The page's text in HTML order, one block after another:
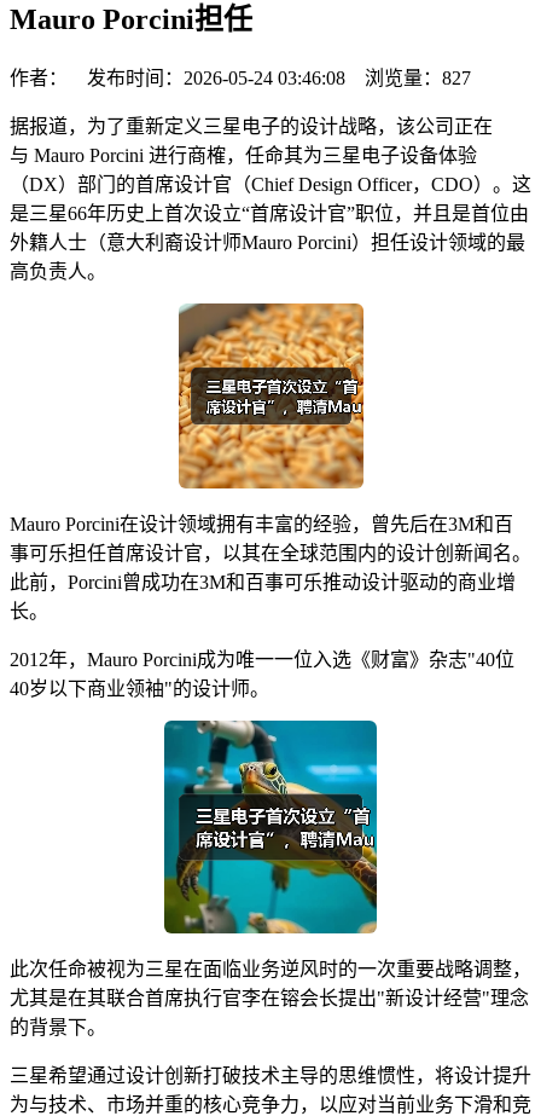
Mauro Porcini担任
作者： 发布时间：2026-05-24 03:46:08 浏览量： 827
据报道，为了重新定义三星电子的设计战略，该公司正在
与 Mauro Porcini 进行商榷，任命其为三星电子设备体验
（DX）部门的首席设计官（Chief Design Officer，CDO）。这
是三星66年历史上首次设立“首席设计官”职位，并且是首位由
外籍人士（意大利裔设计师Mauro Porcini）担任设计领域的最
高负责人。
Mauro Porcini在设计领域拥有丰富的经验，曾先后在3M和百
事可乐担任首席设计官，以其在全球范围内的设计创新闻名。
此前，Porcini曾成功在3M和百事可乐推动设计驱动的商业增
长。
2012年，Mauro Porcini成为唯一一位入选《财富》杂志"40位
40岁以下商业领袖"的设计师。
此次任命被视为三星在面临业务逆风时的一次重要战略调整，
尤其是在其联合首席执行官李在镕会长提出"新设计经营"理念
的背景下。
三星希望通过设计创新打破技术主导的思维惯性，将设计提升
为与技术、市场并重的核心竞争力，以应对当前业务下滑和竞